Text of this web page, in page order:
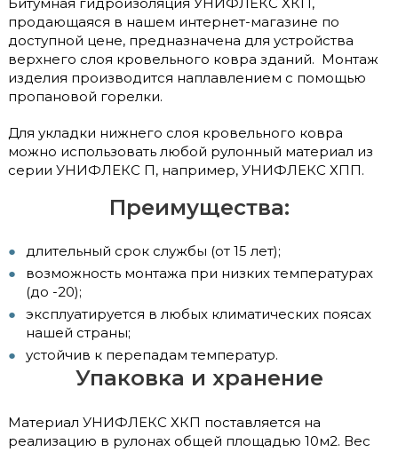
продающаяся в нашем интернет-магазине по
доступной цене, предназначена для устройства
верхнего слоя кровельного ковра зданий. Монтаж
изделия производится наплавлением с помощью
пропановой горелки.
Для укладки нижнего слоя кровельного ковра
можно использовать любой рулонный материал из
серии УНИФЛЕКС П, например, УНИФЛЕКС ХПП.
Преимущества:
длительный срок службы (от 15 лет);
возможность монтажа при низких температурах
(до -20);
эксплуатируется в любых климатических поясах
нашей страны;
устойчив к перепадам температур.
Упаковка и хранение
Материал УНИФЛЕКС ХКП поставляется на
реализацию в рулонах общей площадью 10м2. Вес